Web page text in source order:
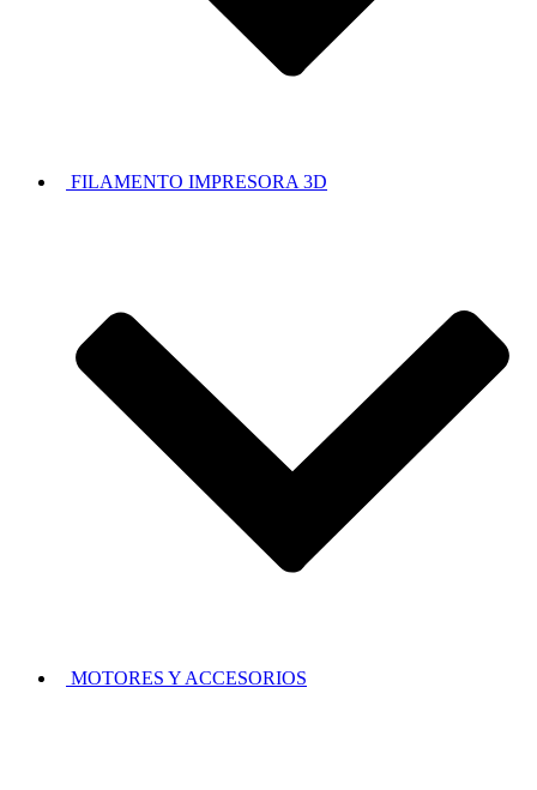
FILAMENTO IMPRESORA 3D
MOTORES Y ACCESORIOS